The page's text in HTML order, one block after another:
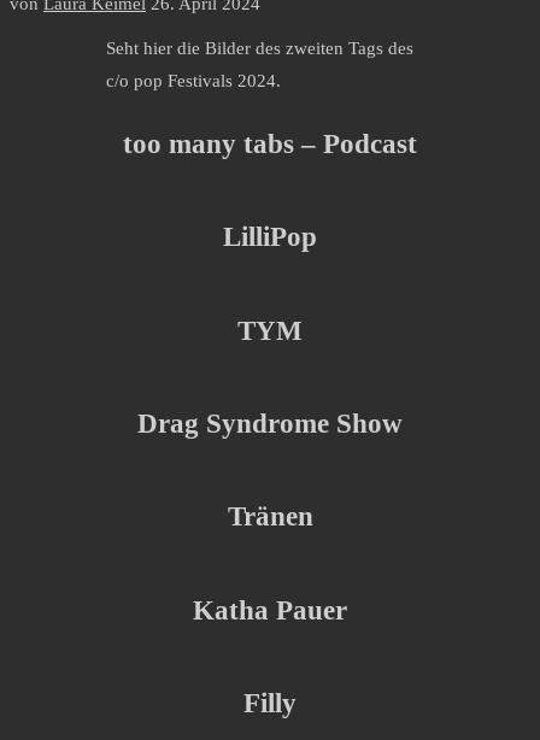
von Laura Keimel 26. April 2024
Seht hier die Bilder des zweiten Tags des
c/o pop Festivals 2024.
too many tabs – Podcast
LilliPop
TYM
Drag Syndrome Show
Tränen
Katha Pauer
Filly